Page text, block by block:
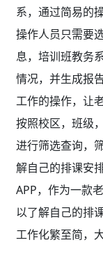
系，通过简易的
操作人员只需要
息，培训班教务
情况，并生成报
工作的操作，让
按照校区，班级
进行筛选查询，
解自己的排课安
APP，作为一款
以了解自己的排
工作化繁至简，